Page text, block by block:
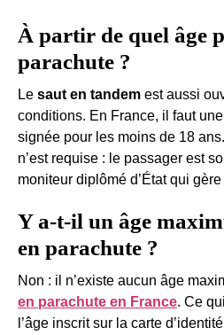
À partir de quel âge
parachute ?
Le saut en tandem est aussi
conditions. En France, il faut une
signée pour les moins de 18
n’est requise : le passager est
moniteur diplômé d’État qui
Y a-t-il un âge
en parachute ?
Non : il n’existe aucun âge
en parachute en France. Ce
l’âge inscrit sur la carte